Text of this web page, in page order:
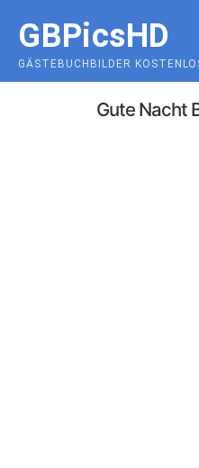
content
GBPicsHD
GÄSTEBUCHBILDER
Gute Nacht